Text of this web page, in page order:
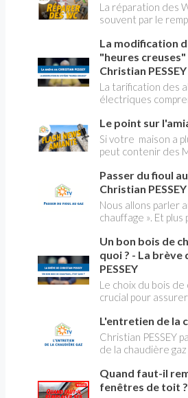
La réparation des
souvent par le
expliquer
La modification
"heures
Christian PESSEY
La tarification des
électriques
pleines, heures
Christian PESSEY
ce qu'il faut savoir
modification du
creuses" qui
millions de
Le point sur
Si votre maison a
peut contenir des
panique, on fait le
flash news n°3
ses dangers avec
Passer du fioul
Christian PESSEY
Nous allons parler
chauffage ». Et
aborder l’abandon
gaz.
Un bon bois de
quoi ? - La brève
PESSEY
Le choix du bois
crucial pour
l'impact
comment
qualité ? Plusieurs
jeu : le type
d'humidité, la
coupe.
L'entretien de la
Christian PESSEY
de la chaudière
avez un système
plancher chauffant,
Quand faut-il
fenêtres de toit ?